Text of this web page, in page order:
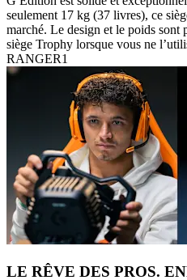
seulement 17 kg (37 livres), ce
marché. Le design et le poids sont
siège Trophy lorsque vous ne
RANGER1
LE RÊVE DES PROS.